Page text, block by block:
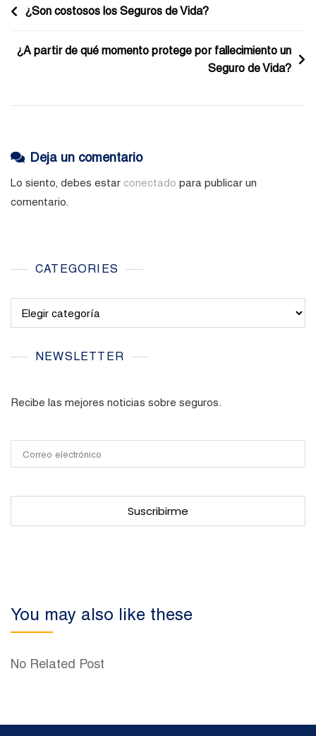
Seguro
Vida?
Navegación
entradas
¿Son costosos los Seguros de Vida?
¿A partir de qué momento protege por fallecimiento un
Seguro de Vida?
Deja un comentario
Lo siento, debes estar conectado para publicar un
comentario.
CATEGORIES
NEWSLETTER
Recibe las mejores noticias sobre seguros.
You may also like these
No Related Post